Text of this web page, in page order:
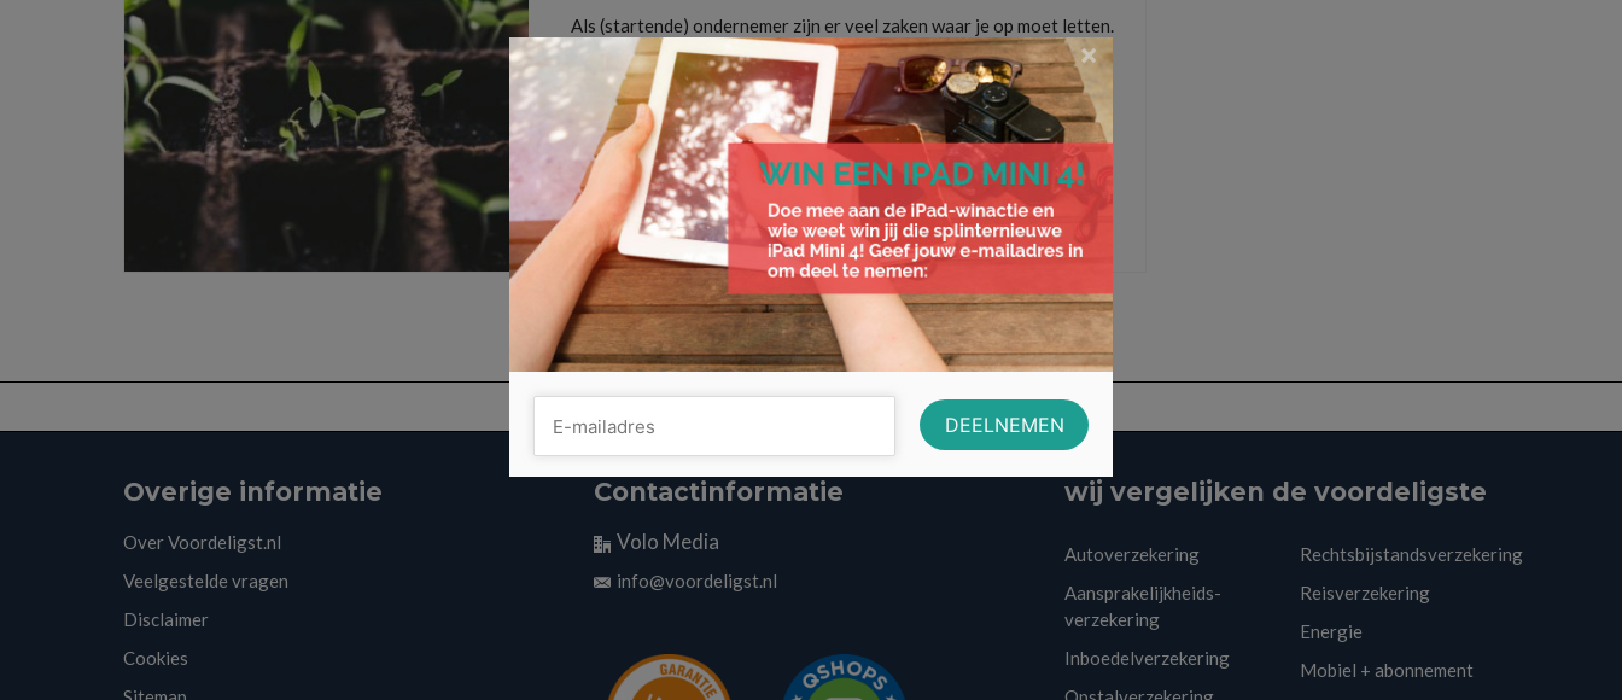
Als (startende) ondernemer zijn er veel zaken waar je op moet letten.
Naast het toepassen van de juist SEO tips, …Lees Meer
Bitcoin trading ,Bitvavo ,cryptocurrency,investeren in Bitcoin Investeren voor Ondernemers ,stijgen en
dalen van bitcoin
Overige informatie
Over Voordeligst.nl
Veelgestelde vragen
Disclaimer
Cookies
Contactinformatie
Volo Media
info@voordeligst.nl
wij vergelijken de voordeligste
Autoverzekering
Aansprakelijkheids-
verzekering
Inboedelverzekering
Rechtsbijstandsverzekering
Reisverzekering
Energie
Mobiel + abonnement
×